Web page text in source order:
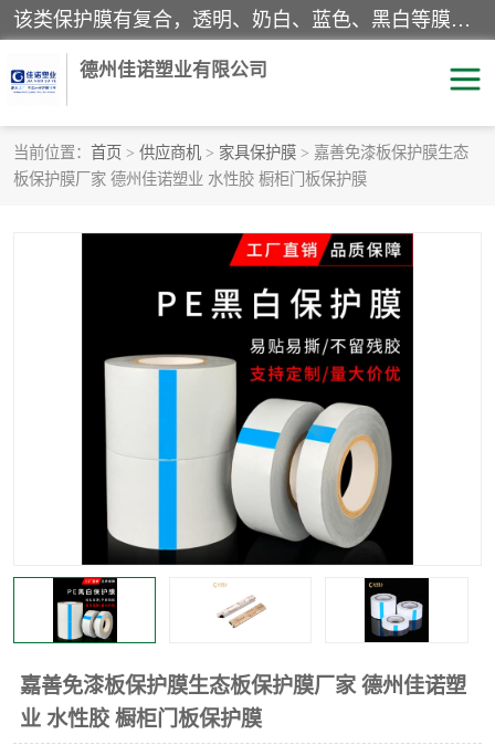
该类保护膜有复合，透明、奶白、蓝色、黑白等膜型。特高粘，高粘，中高粘，中粘，中低粘，低粘等。对于不同的粘力要求有相应的产品相适配。无胶渍残留污染。在较宽的收卷幅度下平整无皱纹，收卷长度大，利于机械化及自动化施工粘贴。为您的产品提供的表面保护解决方案。 产品广泛适用于：铝材、不锈钢、金属、塑料、电子、家电、家具、玻璃、化工材料、装饰材料等。
德州佳诺塑业有限公司
当前位置： 首页 > 供应商机 > 家具保护膜 > 嘉善免漆板保护膜生态
板保护膜厂家 德州佳诺塑业 水性胶 橱柜门板保护膜
嘉善免漆板保护膜生态板保护膜厂家 德州佳诺塑
业 水性胶 橱柜门板保护膜
pe保护膜 包装膜
家具保护膜
透明保护膜
黑白保护膜 乳白保护膜
明蓝保护膜 纯黑保护膜
印字保护膜 彩钢板保护膜
不绣钢板保护膜 两边上胶保护膜
窗缝阻风胶带 铝板保护膜
不锈钢板保护膜 一次性隔离膜